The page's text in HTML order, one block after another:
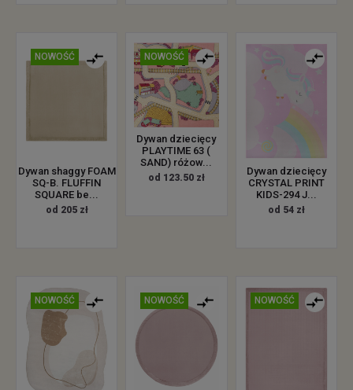
NOWOŚĆ
Dywan shaggy FOAM
SQ-B. FLUFFIN
SQUARE be...
od 205 zł
NOWOŚĆ
Dywan dziecięcy
PLAYTIME 63 (
SAND) różow...
od 123.50 zł
Dywan dziecięcy
CRYSTAL PRINT
KIDS-294 J...
od 54 zł
NOWOŚĆ NOWOŚĆ NOWOŚĆ